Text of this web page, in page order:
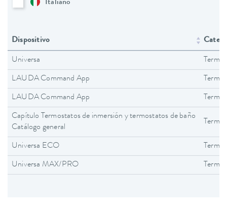
Italiano
Dispositivo
Universa
LAUDA Command App
LAUDA Command App
Capítulo Termostatos de inmersión y termostatos de baño
Catálogo general
Universa ECO
Universa MAX/PRO